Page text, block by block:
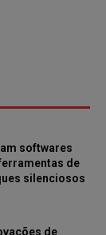
softwares
de
silenciosos
de